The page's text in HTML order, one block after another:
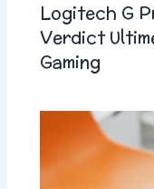
Logitech G
Verdict
Gaming